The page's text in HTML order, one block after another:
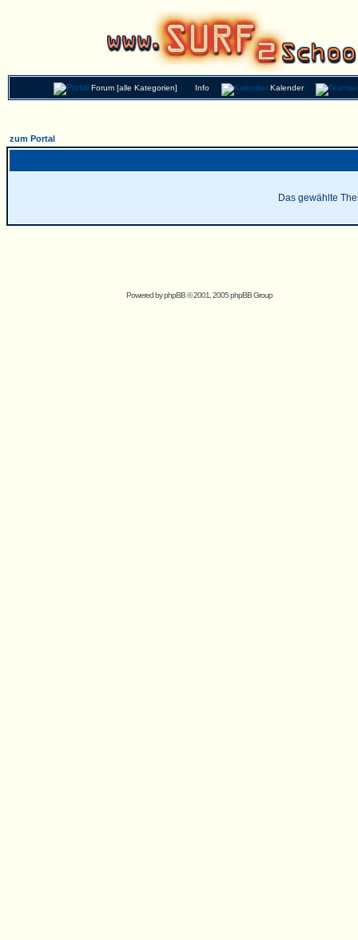
Forum [alle Kategorien] Info Kalender
zum Portal
Das gewählte
Powered byphpBB© 2001, 2005 phpBB Group